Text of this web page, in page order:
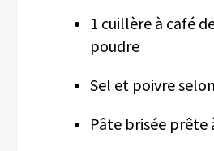
1 cuillère à café
poudre
Sel et poivre
Pâte brisée prête